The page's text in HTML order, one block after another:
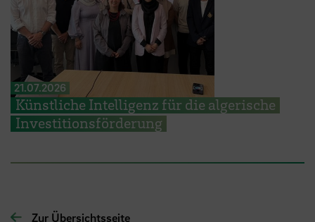
21.07.2026
Künstliche Intelligenz für die algerische
Investitionsförderung
Zur Übersichtsseite